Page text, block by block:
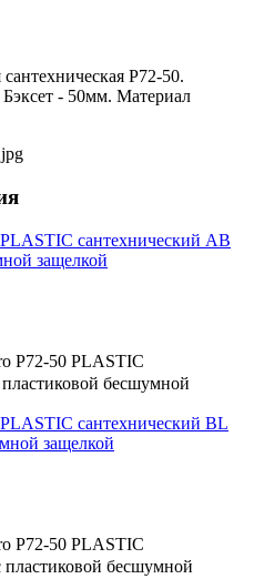
P72-50.
- 50мм. Материал
P72-50 PLASTIC
бесшумной
P72-50 PLASTIC
бесшумной